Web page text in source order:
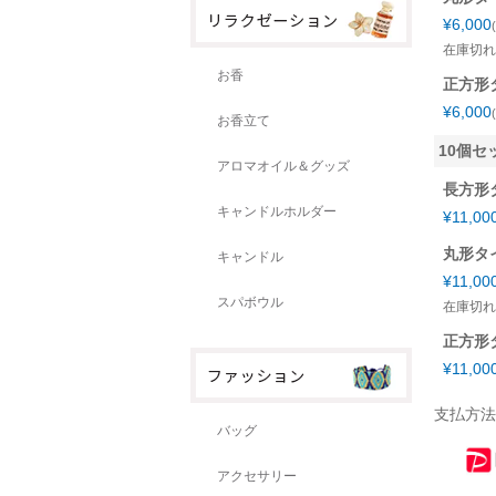
お香
お香立て
アロマオイル＆グッズ
キャンドルホルダー
キャンドル
スパボウル
バッグ
アクセサリー
¥6,000
在庫切れ
正方形
¥6,000
10個セ
長方形
¥
丸形タ
¥
在庫切れ
正方形
¥
支払方法